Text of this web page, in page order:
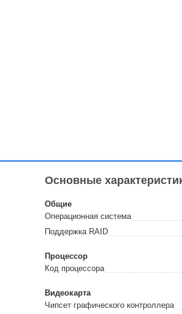
Основные
Общие
Операционная система
Поддержка RAID
Процессор
Код процессора
Видеокарта
Чипсет графического контроллера